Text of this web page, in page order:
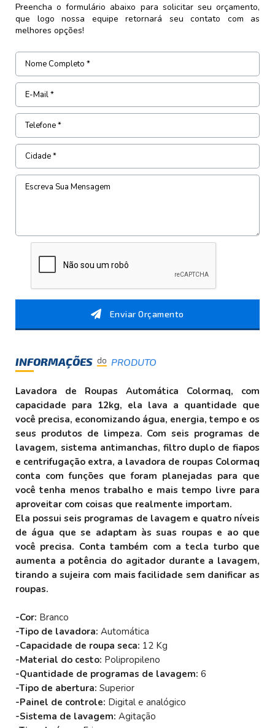
Preencha o formulário abaixo para solicitar seu orçamento,
que logo nossa equipe retornará seu contato com as
melhores opções!
Enviar Orçamento
INFORMAÇÕES do PRODUTO
Lavadora de Roupas Automática Colormaq, com
capacidade para 12kg, ela lava a quantidade que
você precisa, economizando água, energia, tempo e os
seus produtos de limpeza. Com seis programas de
lavagem, sistema antimanchas, filtro duplo de fiapos
e centrifugação extra, a lavadora de roupas Colormaq
conta com funções que foram planejadas para que
você tenha menos trabalho e mais tempo livre para
aproveitar com coisas que realmente importam.
Ela possui seis programas de lavagem e quatro níveis
de água que se adaptam às suas roupas e ao que
você precisa. Conta também com a tecla turbo que
aumenta a potência do agitador durante a lavagem,
tirando a sujeira com mais facilidade sem danificar as
roupas.
-Cor: Branco
-Tipo de lavadora: Automática
-Capacidade de roupa seca: 12 Kg
-Material do cesto: Polipropileno
-Quantidade de programas de lavagem: 6
-Tipo de abertura: Superior
-Painel de controle: Digital e analógico
-Sistema de lavagem: Agitação